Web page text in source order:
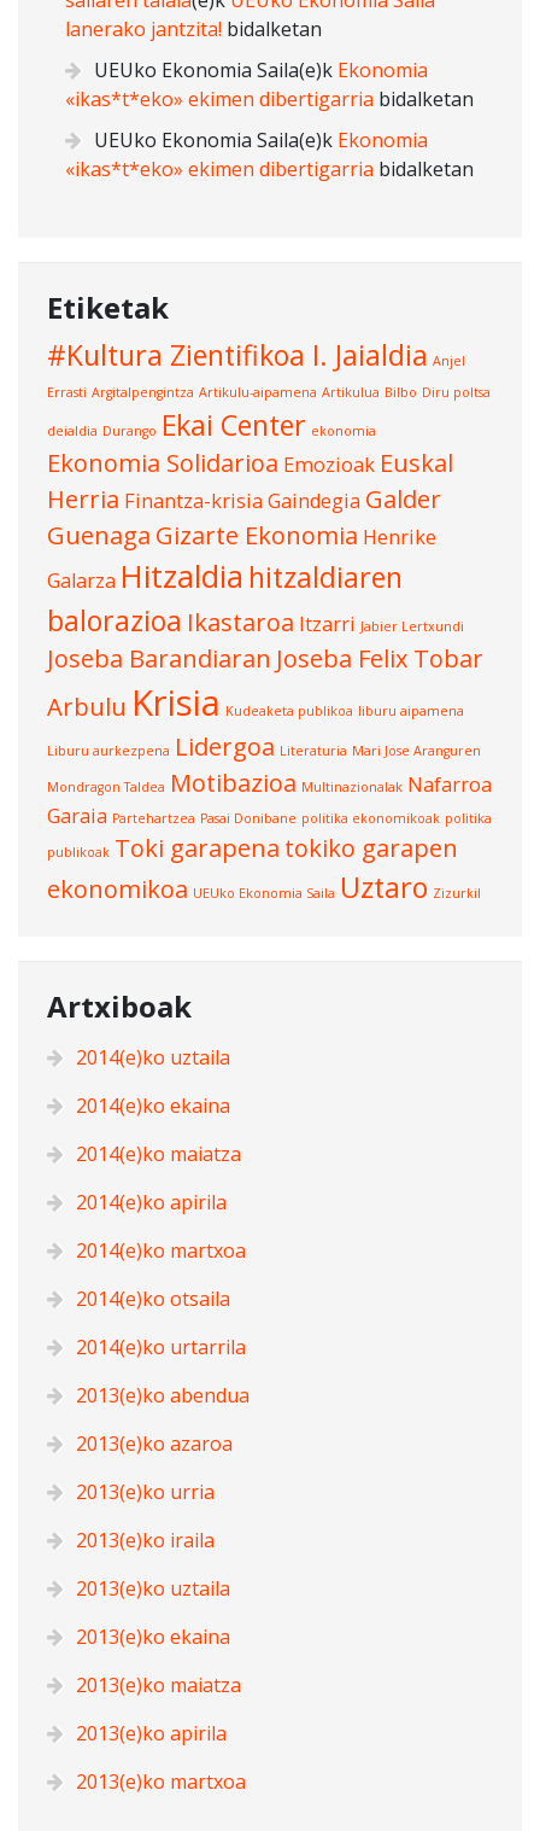
lanerako jantzita! bidalketan
UEUko Ekonomia Saila(e)k Ekonomia
«ikas*t*eko» ekimen dibertigarria bidalketan
UEUko Ekonomia Saila(e)k Ekonomia
«ikas*t*eko» ekimen dibertigarria bidalketan
Etiketak
#Kultura Zientifikoa I. Jaialdia Anjel
Errasti Argitalpengintza Artikulu-aipamena Artikulua Bilbo Diru poltsa
deialdia Durango Ekai Center ekonomia
Ekonomia Solidarioa Emozioak Euskal
Herria Finantza-krisia Gaindegia Galder
Guenaga Gizarte Ekonomia Henrike
Galarza Hitzaldia hitzaldiaren
balorazioa Ikastaroa Itzarri Jabier Lertxundi
Joseba Barandiaran Joseba Felix Tobar
Arbulu Krisia Kudeaketa publikoa liburu aipamena
Liburu aurkezpena Lidergoa Literaturia Mari Jose Aranguren
Mondragon Taldea Motibazioa Multinazionalak Nafarroa
Garaia Partehartzea Pasai Donibane politika ekonomikoak politika
publikoak Toki garapena tokiko garapen
ekonomikoa UEUko Ekonomia Saila Uztaro Zizurkil
Artxiboak
2014(e)ko uztaila
2014(e)ko ekaina
2014(e)ko maiatza
2014(e)ko apirila
2014(e)ko martxoa
2014(e)ko otsaila
2014(e)ko urtarrila
2013(e)ko abendua
2013(e)ko azaroa
2013(e)ko urria
2013(e)ko iraila
2013(e)ko uztaila
2013(e)ko ekaina
2013(e)ko maiatza
2013(e)ko apirila
2013(e)ko martxoa